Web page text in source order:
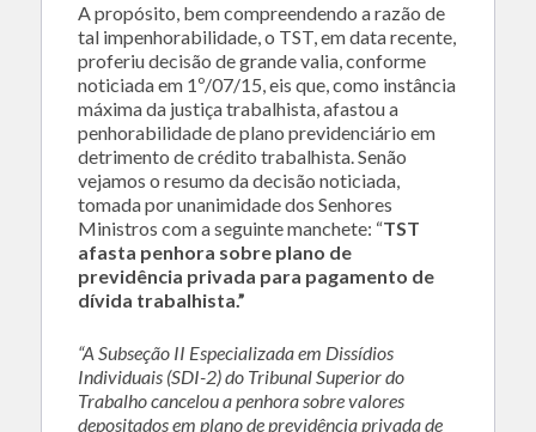
A propósito, bem compreendendo a razão de
tal impenhorabilidade, o TST, em data recente,
proferiu decisão de grande valia, conforme
noticiada em 1º/07/15, eis que, como instância
máxima da justiça trabalhista, afastou a
penhorabilidade de plano previdenciário em
detrimento de crédito trabalhista. Senão
vejamos o resumo da decisão noticiada,
tomada por unanimidade dos Senhores
Ministros com a seguinte manchete: “TST
afasta penhora sobre plano de
previdência privada para pagamento de
dívida trabalhista.”
“A Subseção II Especializada em Dissídios
Individuais (SDI-2) do Tribunal Superior do
Trabalho cancelou a penhora sobre valores
depositados em plano de previdência privada de